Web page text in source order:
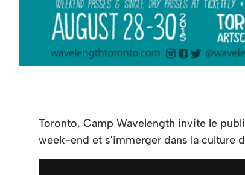
Toronto, Camp Wavelength invite le
week-end et s'immerger dans la culture